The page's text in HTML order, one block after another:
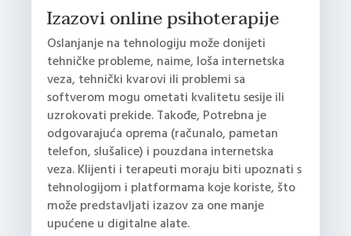
Izazovi online psihoterapije
Oslanjanje na tehnologiju može donijeti
tehničke probleme, naime, loša internetska
veza, tehnički kvarovi ili problemi sa
softverom mogu ometati kvalitetu sesije ili
uzrokovati prekide. Takođe, Potrebna je
odgovarajuća oprema (računalo, pametan
telefon, slušalice) i pouzdana internetska
veza. Klijenti i terapeuti moraju biti upoznati s
tehnologijom i platformama koje koriste, što
može predstavljati izazov za one manje
upućene u digitalne alate.